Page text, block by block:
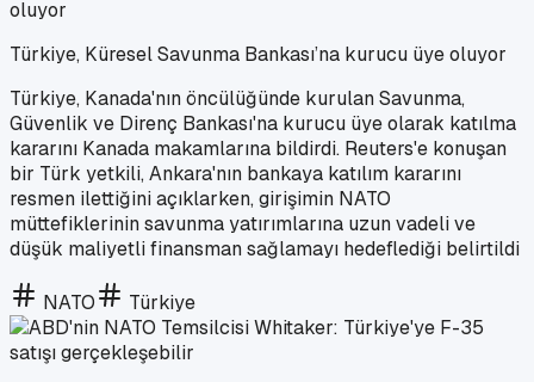
Türkiye, Küresel Savunma Bankası’na kurucu üye oluyor
Türkiye, Kanada'nın öncülüğünde kurulan Savunma,
Güvenlik ve Direnç Bankası'na kurucu üye olarak katılma
kararını Kanada makamlarına bildirdi. Reuters'e konuşan
bir Türk yetkili, Ankara'nın bankaya katılım kararını
resmen ilettiğini açıklarken, girişimin NATO
müttefiklerinin savunma yatırımlarına uzun vadeli ve
düşük maliyetli finansman sağlamayı hedeflediği belirtildi
NATO Türkiye